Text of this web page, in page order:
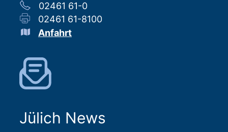
02461 61-0
02461 61-8100
Anfahrt
Jülich News